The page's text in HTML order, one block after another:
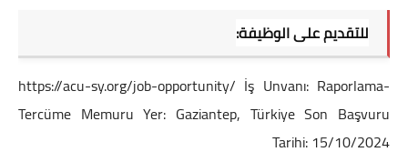
للتقديم على الوظيفة:
https://acu-sy.org/job-opportunity/ İş Unvanı: Raporlama-
Tercüme Memuru Yer: Gaziantep, Türkiye Son Başvuru
Tarihi: 15/10/2024